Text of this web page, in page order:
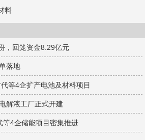
a
W
e
b
d
n
料
，回笼资金8.29亿元
落地
等4企扩产电池及材料项目
解液工厂正式开建
等4企储能项目密集推进